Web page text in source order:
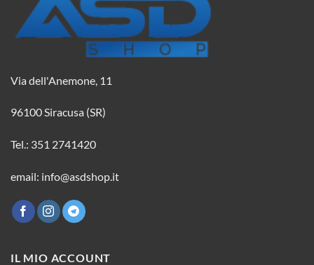
Via dell'Anemone, 11
96100 Siracusa (SR)
Tel.: 351 2741420
email: info@asdshop.it
IL MIO ACCOUNT